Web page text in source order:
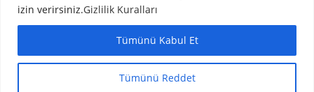
izin verirsiniz.Gizlilik Kuralları
Tümünü Reddet
Tümünü Kabul Et
Copyright © 2025 Aralık Mag. Bağımsız Fotoğraf Kolektifi - Designed and